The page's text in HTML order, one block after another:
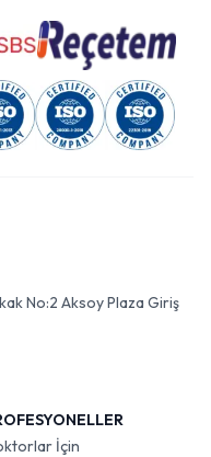
No:2 Aksoy Plaza Giriş
İçin